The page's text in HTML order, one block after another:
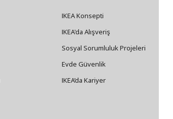
IKEA Konsepti
IKEA'da Alışveriş
Sosyal Sorumluluk Projeleri
Evde Güvenlik
IKEA’da Kariyer